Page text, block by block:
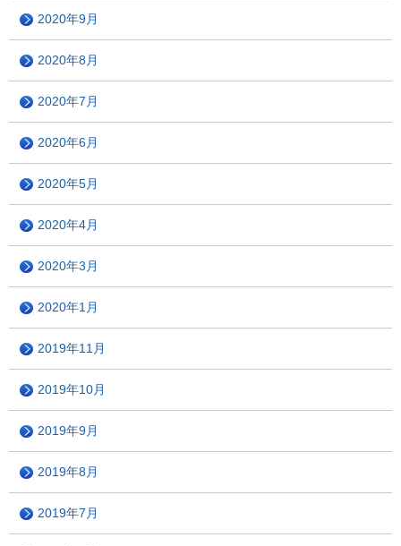
2020年9月
2020年8月
2020年7月
2020年6月
2020年5月
2020年4月
2020年3月
2020年1月
2019年11月
2019年10月
2019年9月
2019年8月
2019年7月